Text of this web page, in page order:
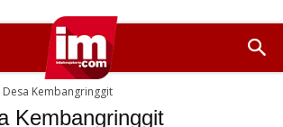
Desa Kembangringgit
Kembangringgit